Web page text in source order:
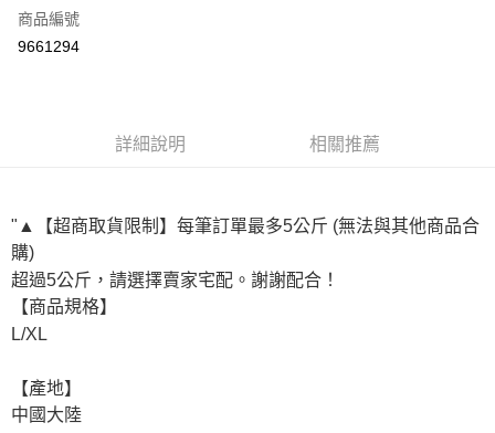
每筆NT$60，滿NT$599(含以上)免運費
付款後全家取貨
每筆NT$60，滿NT$599(含以上)免運費
每筆NT$60，滿NT$599(含以上)免運費
宅配
每筆NT$120，滿NT$1,999(含以上)免運費
商品編號
9661294
詳細說明 相關推薦
"▲【超商取貨限制】每筆訂單最多5公斤 (無法與其他商品合
購)
超過5公斤，請選擇賣家宅配。謝謝配合！
【商品規格】
L/XL
【產地】
中國大陸